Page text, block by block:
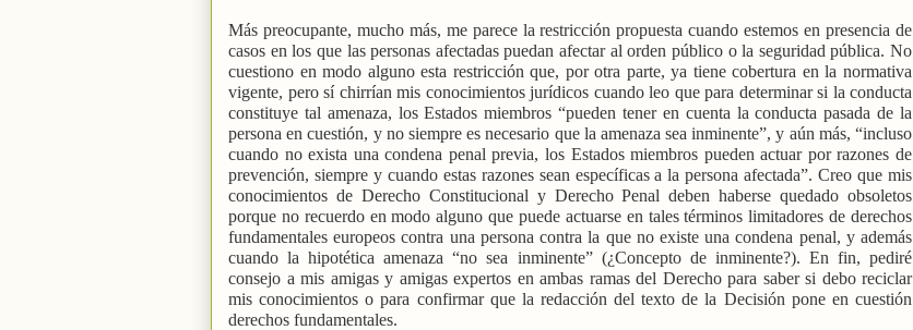
Más preocupante, mucho más, me parece la restricción propuesta cuando estemos en presencia de
casos en los que las personas afectadas puedan afectar al orden público o la seguridad pública. No
cuestiono en modo alguno esta restricción que, por otra parte, ya tiene cobertura en la normativa
vigente, pero sí chirrían mis conocimientos jurídicos cuando leo que para determinar si la conducta
constituye tal amenaza, los Estados miembros “pueden tener en cuenta la conducta pasada de la
persona en cuestión, y no siempre es necesario que la amenaza sea inminente”, y aún más, “incluso
cuando no exista una condena penal previa, los Estados miembros pueden actuar por razones de
prevención, siempre y cuando estas razones sean específicas a la persona afectada”. Creo que mis
conocimientos de Derecho Constitucional y Derecho Penal deben haberse quedado obsoletos
porque no recuerdo en modo alguno que puede actuarse en tales términos limitadores de derechos
fundamentales europeos contra una persona contra la que no existe una condena penal, y además
cuando la hipotética amenaza “no sea inminente” (¿Concepto de inminente?). En fin, pediré
consejo a mis amigas y amigas expertos en ambas ramas del Derecho para saber si debo reciclar
mis conocimientos o para confirmar que la redacción del texto de la Decisión pone en cuestión
derechos fundamentales.